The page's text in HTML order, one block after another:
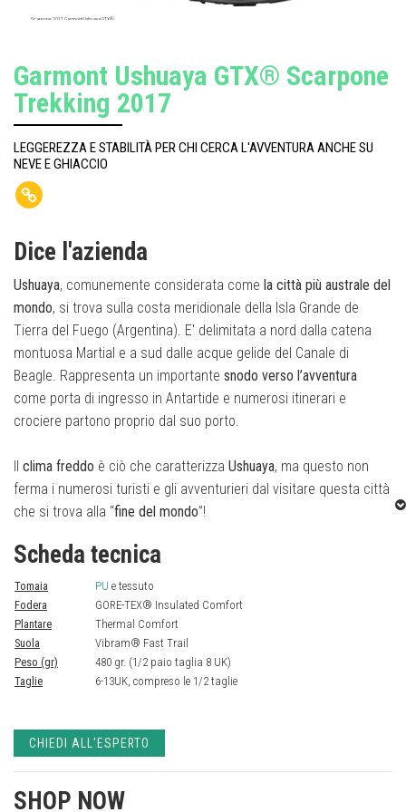
Scarpone 2017 Garmont Ushuaya GTX®
Garmont Ushuaya GTX® Scarpone
Trekking 2017
LEGGEREZZA E STABILITÀ PER CHI CERCA L'AVVENTURA ANCHE SU
NEVE E GHIACCIO
Dice l'azienda
Ushuaya, comunemente considerata come la città più australe del
mondo, si trova sulla costa meridionale della Isla Grande de
Tierra del Fuego (Argentina). E' delimitata a nord dalla catena
montuosa Martial e a sud dalle acque gelide del Canale di
Beagle. Rappresenta un importante snodo verso l’avventura
come porta di ingresso in Antartide e numerosi itinerari e
crociere partono proprio dal suo porto.
Il clima freddo è ciò che caratterizza Ushuaya, ma questo non
ferma i numerosi turisti e gli avventurieri dal visitare questa città
che si trova alla “fine del mondo”!
Ideale per chi vuole ungrande sostegno, leggerezza e prestazioni
eccellenti
in una varietà di condizioni climatiche, il
GTX® è uno scarpone versatileeimpermeabile
taglio mid
per una migliore protezione della caviglia.
Questo stivale, dotato dimaggiore spazio in punta
il comfort presenta un sistema di
bloccaggio del tallone
formazione di vesciche e una
Comfortper avereprotezione e comfort con temperature fredde
Due strati diEVAnell'intersuola
Scheda tecnica
Tomaia PU e tessuto
Fodera
GORE-TEX® Insulated Comfort
Plantare
Thermal Comfort
Suola
Vibram® Fast Trail
Peso (gr)
480 gr. (1/2 paio taglia 8 UK)
Taglie
6-13UK, compreso le 1/2 taglie
CHIEDI ALL'ESPERTO
SHOP NOW